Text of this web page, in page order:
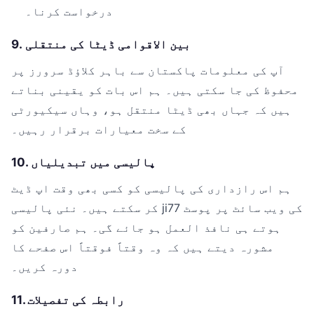
درخواست کرنا۔
9. بین الاقوامی ڈیٹا کی منتقلی
آپ کی معلومات پاکستان سے باہر کلاؤڈ سرورز پر
محفوظ کی جا سکتی ہیں۔ ہم اس بات کو یقینی بناتے
ہیں کہ جہاں بھی ڈیٹا منتقل ہو، وہاں سیکیورٹی
کے سخت معیارات برقرار رہیں۔
10. پالیسی میں تبدیلیاں
ہم اس رازداری کی پالیسی کو کسی بھی وقت اپ ڈیٹ
کر سکتے ہیں۔ نئی پالیسی ji77 کی ویب سائٹ پر پوسٹ
ہوتے ہی نافذ العمل ہو جائے گی۔ ہم صارفین کو
مشورہ دیتے ہیں کہ وہ وقتاً فوقتاً اس صفحے کا
دورہ کریں۔
11. رابطہ کی تفصیلات